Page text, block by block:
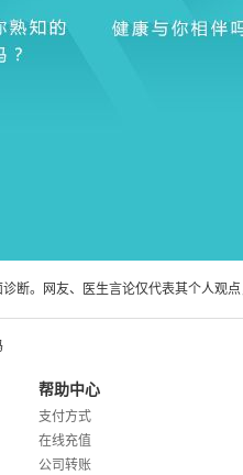
断。网友、医生言论仅代表其个人观
帮助中心
支付方式
在线充值
公司转账